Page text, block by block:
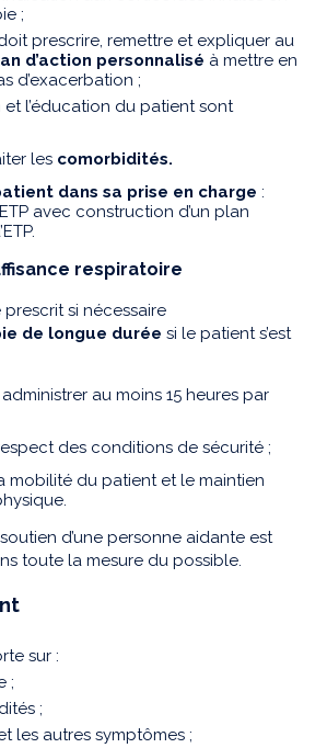
;
prescrire, remettre et expliquer au
d’action personnalisé à mettre en
d’exacerbation ;
et l’éducation du patient sont
les comorbidités.
dans sa prise en charge :
avec construction d’un plan
respiratoire
si nécessaire
de longue durée si le patient s’est
au moins 15 heures par
des conditions de sécurité ;
mobilité du patient et le maintien
d’une personne aidante est
toute la mesure du possible.
sur :
;
;
les autres symptômes ;